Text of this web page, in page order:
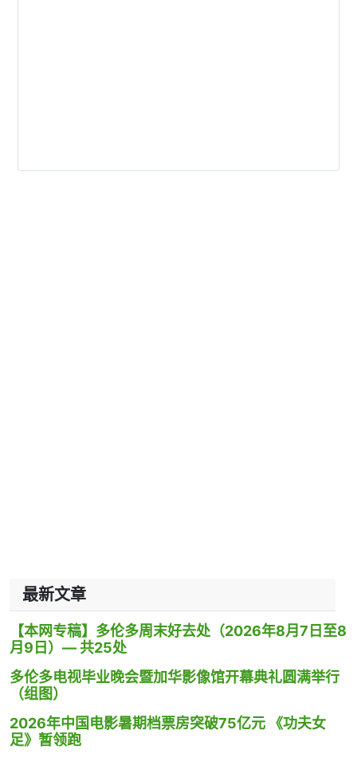
最新文章
【本网专稿】多伦多周末好去处（2026年8月7日至8
月9日）— 共25处
多伦多电视毕业晚会暨加华影像馆开幕典礼圆满举行
（组图）
2026年中国电影暑期档票房突破75亿元 《功夫女
足》暂领跑